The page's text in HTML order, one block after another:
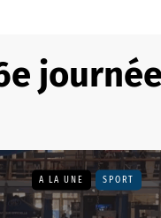
A LA UNE SPORT